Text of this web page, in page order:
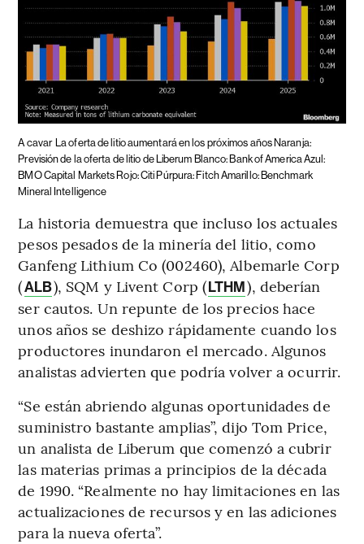
A cavar La oferta de litio aumentará en los próximos años Naranja:
Previsión de la oferta de litio de Liberum Blanco: Bank of America Azul:
BMO Capital Markets Rojo: Citi Púrpura: Fitch Amarillo: Benchmark
Mineral Intelligence
La historia demuestra que incluso los actuales
pesos pesados de la minería del litio, como
Ganfeng Lithium Co (002460), Albemarle Corp
(ALB), SQM y Livent Corp (LTHM), deberían
ser cautos. Un repunte de los precios hace
unos años se deshizo rápidamente cuando los
productores inundaron el mercado. Algunos
analistas advierten que podría volver a ocurrir.
“Se están abriendo algunas oportunidades de
suministro bastante amplias”, dijo Tom Price,
un analista de Liberum que comenzó a cubrir
las materias primas a principios de la década
de 1990. “Realmente no hay limitaciones en las
actualizaciones de recursos y en las adiciones
para la nueva oferta”.